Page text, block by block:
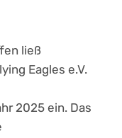
ließ
Eagles e.V.
2025 ein. Das